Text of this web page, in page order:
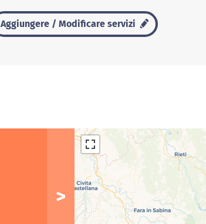
Aggiungere / Modificare servizi